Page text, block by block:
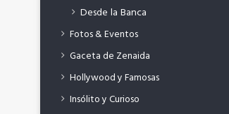
Desde la Banca
Fotos & Eventos
Gaceta de Zenaida
Hollywood y Famosas
Insólito y Curioso